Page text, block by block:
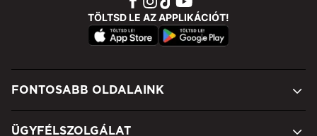
TÖLTSD LE AZ APPLIKÁCIÓT!
FONTOSABB OLDALAINK
ÜGYFÉLSZOLGÁLAT